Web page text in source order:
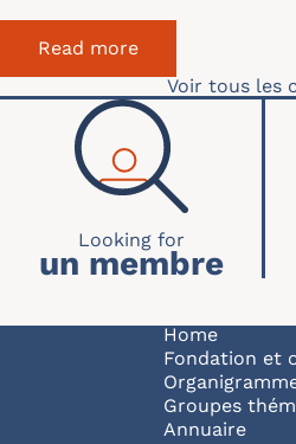
Read more
Voir tous les
un membre
Home
Fondation et
Groupes
Annuaire